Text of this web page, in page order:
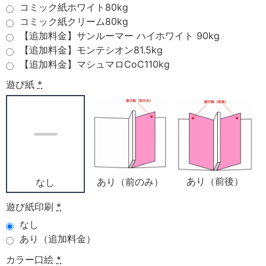
コミック紙ホワイト80kg
コミック紙クリーム80kg
【追加料金】サンルーマー ハイホワイト 90kg
【追加料金】モンテシオン81.5kg
【追加料金】マシュマロCoC110kg
遊び紙 *
なし あり（前のみ） あり（前後）
遊び紙印刷 *
なし
あり（追加料金）
カラー口絵 *